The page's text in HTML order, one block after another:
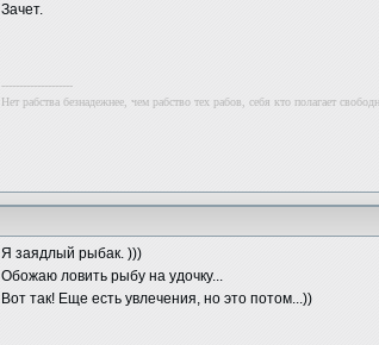
Зачет.
--------------------
Нет рабства безнадежнее, чем рабство тех рабов, себя кто полагает
Я заядлый рыбак. )))
Обожаю ловить рыбу на удочку...
Вот так! Еще есть увлечения, но это потом...))